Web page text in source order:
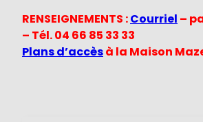
RENSEIGNEMENTS :Courriel –
– Tél. 04 66 85 33 33
Plans d’accèsà la Maison